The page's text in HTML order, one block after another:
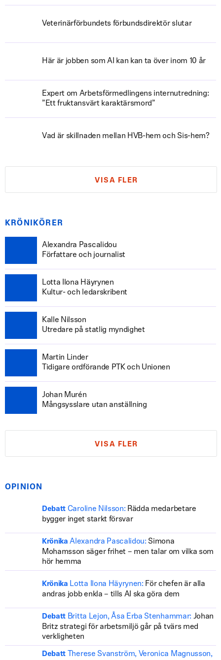
Veterinärförbundets förbundsdirektör slutar
Här är jobben som AI kan kan ta över inom 10 år
Expert om Arbetsförmedlingens internutredning:
”Ett fruktansvärt karaktärsmord”
Vad är skillnaden mellan HVB-hem och Sis-hem?
VISA FLER
KRÖNIKÖRER
Alexandra Pascalidou
Författare och journalist
Lotta Ilona Häyrynen
Kultur- och ledarskribent
Kalle Nilsson
Utredare på statlig myndighet
Martin Linder
Tidigare ordförande PTK och Unionen
Johan Murén
Mångsysslare utan anställning
VISA FLER
OPINION
Debatt Caroline Nilsson: Rädda medarbetare
bygger inget starkt försvar
Krönika Alexandra Pascalidou: Simona
Mohamsson säger frihet – men talar om vilka som
hör hemma
Krönika Lotta Ilona Häyrynen: För chefen är alla
andras jobb enkla – tills AI ska göra dem
Debatt Britta Lejon, Åsa Erba Stenhammar: Johan
Britz strategi för arbetsmiljö går på tvärs med
verkligheten
Debatt
Therese Svanström, Veronica Magnusson,